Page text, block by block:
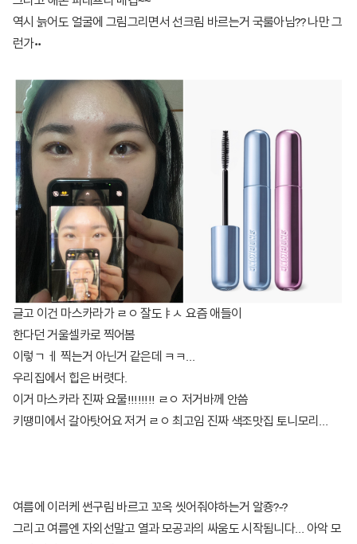
역시 늙어도 얼굴에 그림그리면서 선크림 바르는거 국룰아님?? 나만 그
런가••
글고 이건 마스카라가 ㄹㅇ 잘도ㅑㅅ 요즘 애들이
한다던 거울셀카로 찍어봄
이렇ㄱ ㅔ 찍는거 아닌거 같은데 ㅋㅋ…
우리집에서 힙은 버렷다.
이거 마스카라 진짜 요물!!!!!!!! ㄹㅇ 저거바께 안씀
키땡미에서 갈아탓어요 저거 ㄹㅇ 최고임 진짜 색조맛집 토니모리…
여름에 이러케 썬구림 바르고 꼬옥 씻어줘야하는거 알죵?-?
그리고 여름엔 자외선말고 열과 모공과의 싸움도 시작됨니다… 아악 모